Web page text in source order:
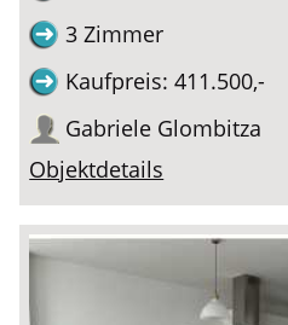
3 Zimmer
Kaufpreis: 411.500,-
Gabriele Glombitza
Objektdetails